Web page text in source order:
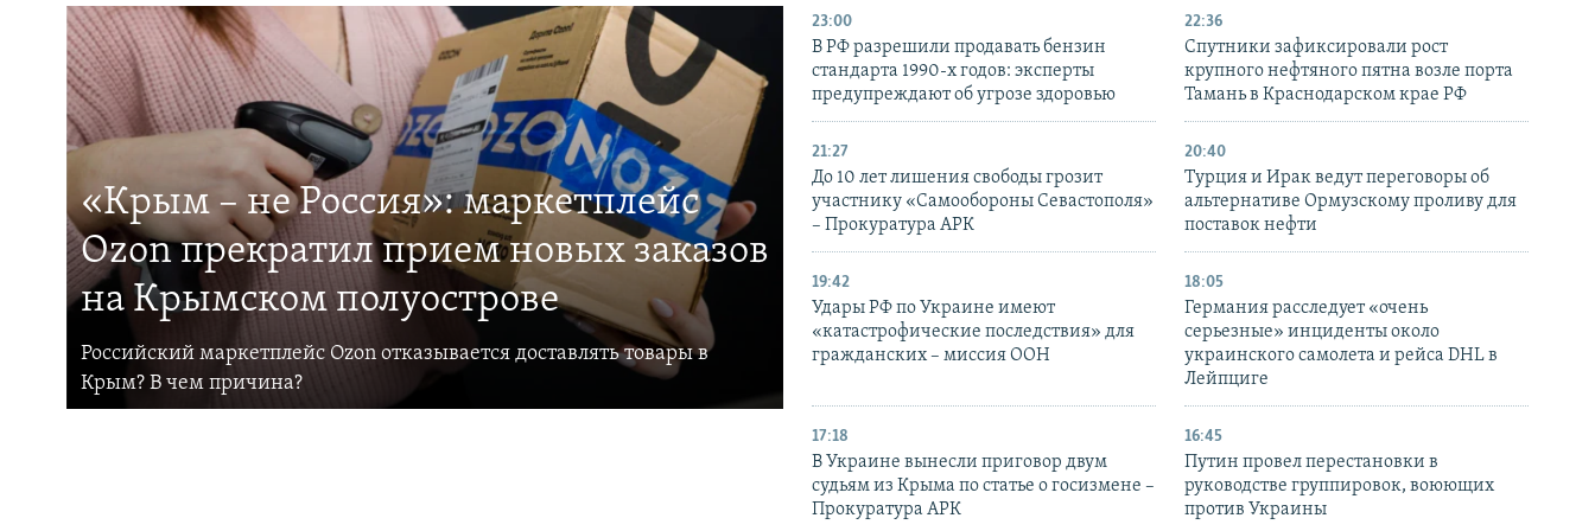
«Крым – не Россия»: маркетплейс
Ozon прекратил прием новых заказов
на Крымском полуострове
Российский маркетплейс Ozon отказывается доставлять товары в
Крым? В чем причина?
23:00
В РФ разрешили продавать бензин
стандарта 1990-х годов: эксперты
предупреждают об угрозе здоровью
22:36
Спутники зафиксировали рост
крупного нефтяного пятна возле порта
Тамань в Краснодарском крае РФ
21:27
До 10 лет лишения свободы грозит
участнику «Самообороны Севастополя»
– Прокуратура АРК
20:40
Турция и Ирак ведут переговоры об
альтернативе Ормузскому проливу для
поставок нефти
19:42
Удары РФ по Украине имеют
«катастрофические последствия» для
гражданских – миссия ООН
18:05
Германия расследует «очень
серьезные» инциденты около
украинского самолета и рейса DHL в
Лейпциге
17:18
В Украине вынесли приговор двум
судьям из Крыма по статье о госизмене –
Прокуратура АРК
16:45
Путин провел перестановки в
руководстве группировок, воюющих
против Украины